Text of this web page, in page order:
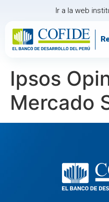
Ir a la web
Ipsos
Mercado